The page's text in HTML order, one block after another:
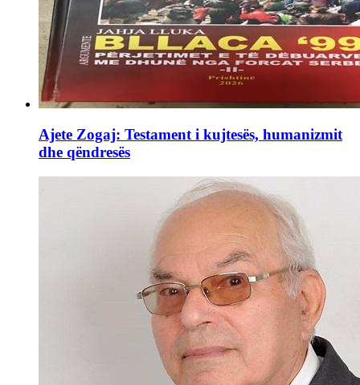
Ajete Zogaj: Testament i kujtesës, humanizmit
dhe qëndresës